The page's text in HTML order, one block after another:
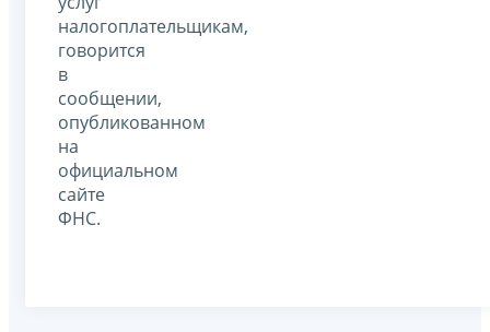
налогоплательщикам,
говорится
в
сообщении,
опубликованном
на
официальном
сайте
ФНС.